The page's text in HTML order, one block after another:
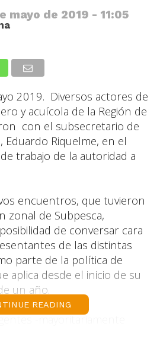
mayo de 2019 - 11:05
2019. Diversos actores de
y acuícola de la Región de
con el subsecretario de
Eduardo Riquelme, en el
trabajo de la autoridad a
encuentros, que tuvieron
zonal de Subpesca,
de conversar cara
de las distintas
parte de la política de
aplica desde el inicio de su
un año.
-mayoritariamente
READING